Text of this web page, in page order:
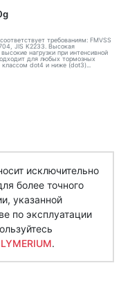
требованиям: FMVSS
JIS K2233. Высокая
нагрузки при интенсивной
для любых тормозных
dot4 и ниже (dot3)...
исключительно
более точного
указанной
по эксплуатации
.